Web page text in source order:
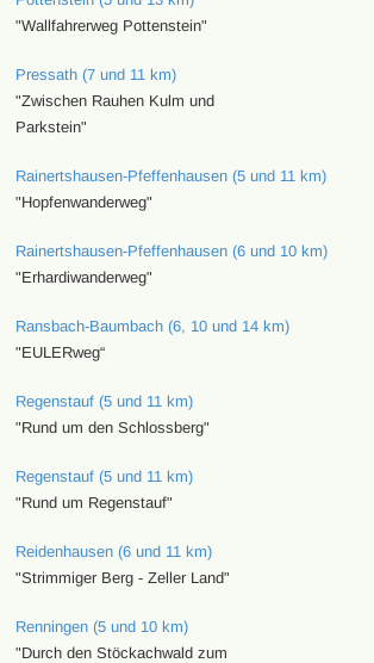
"Wallfahrerweg Pottenstein"
Pressath (7 und 11 km)
"Zwischen Rauhen Kulm und
Parkstein"
Rainertshausen-Pfeffenhausen (5 und 11 km)
"Hopfenwanderweg"
Rainertshausen-Pfeffenhausen (6 und 10 km)
"Erhardiwanderweg"
Ransbach-Baumbach (6, 10 und 14 km)
"EULERweg“
Regenstauf (5 und 11 km)
"Rund um den Schlossberg"
Regenstauf (5 und 11 km)
"Rund um Regenstauf"
Reidenhausen (6 und 11 km)
"Strimmiger Berg - Zeller Land"
Renningen (5 und 10 km)
"Durch den Stöckachwald zum